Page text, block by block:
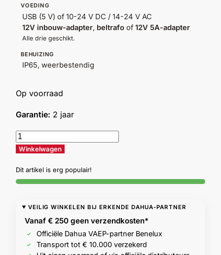
VOEDING
USB (5 V) of 10-24 V DC / 14-24 V AC
12V inbouw-adapter, beltrafo of12V 5A-adapter
Alle drie geschikt.
BEHUIZING
IP65, weerbestendig
Op voorraad
Garantie: 2 jaar
Winkelwagen
Dit artikel is erg populair!
VEILIG WINKELEN BIJ ERKENDE DAHUA-PARTNER
Vanaf € 250 geen verzendkosten*
Officiële Dahua VAEP-partner Benelux
Transport tot € 10.000 verzekerd